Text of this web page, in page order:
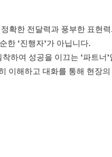
확한 전달력과 풍부한 표현력.
한 ‘진행자’가 아닙니다.
하여 성공을 이끄는 ‘파트너’
해하고 대화를 통해 현장의